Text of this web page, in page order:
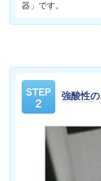
器」です。
強酸性